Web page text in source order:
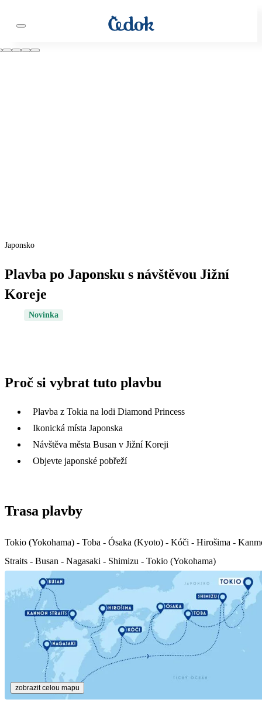
Japonsko
Plavba po Japonsku s návštěvou Jižní
Koreje
Novinka
Proč si vybrat tuto plavbu
Plavba z Tokia na lodi Diamond Princess
Ikonická místa Japonska
Návštěva města Busan v Jižní Koreji
Objevte japonské pobřeží
Trasa plavby
Tokio (Yokohama) - Toba - Ósaka (Kyoto) - Kóči - Hirošima -
Straits - Busan - Nagasaki - Shimizu - Tokio (Yokohama)
zobrazit celou mapu